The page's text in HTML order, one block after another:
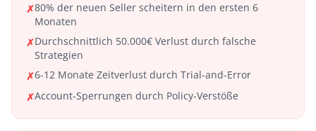
✗80% der neuen Seller scheitern in den ersten 6
Monaten
✗Durchschnittlich 50.000€ Verlust durch falsche
Strategien
✗6-12 Monate Zeitverlust durch Trial-and-Error
✗Account-Sperrungen durch Policy-Verstöße